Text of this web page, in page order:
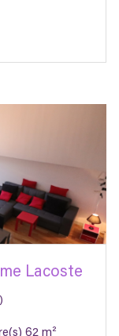
Lacoste
Appartement 2 pièce(s) 1 chambre(s) 62 m²